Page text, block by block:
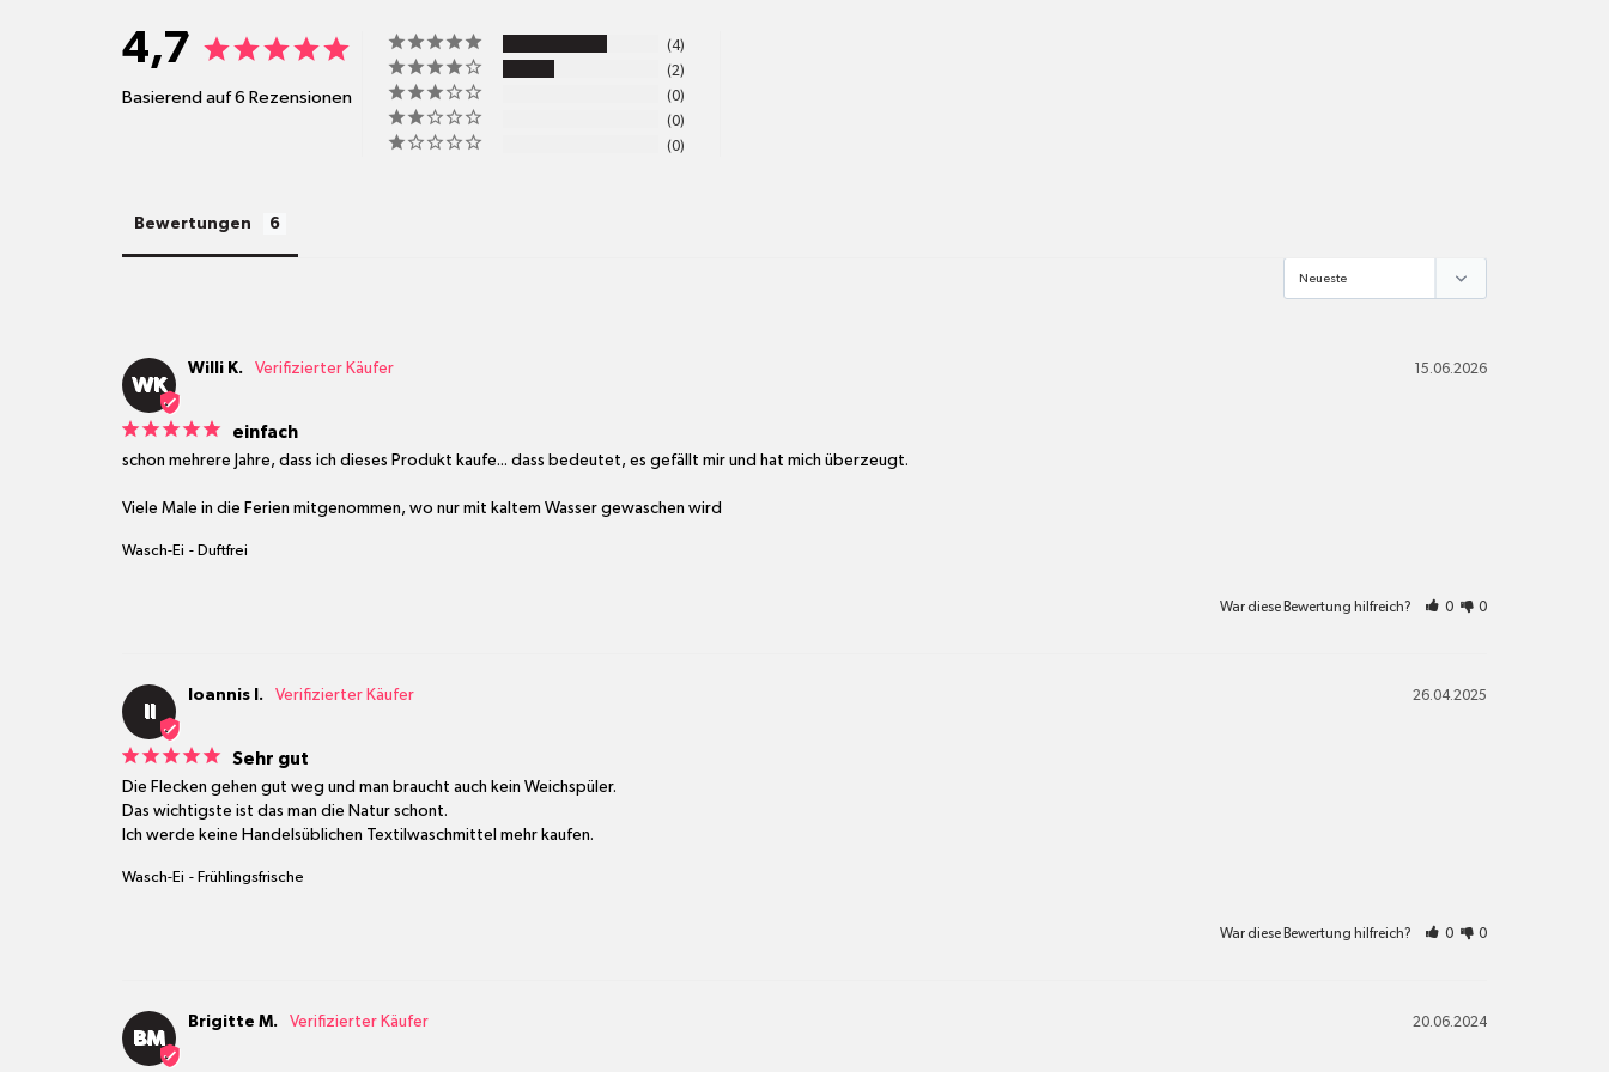
4,7
Basierend auf 6 Rezensionen
4
2
0
0
0
Bewertungen
WK
15.06.2026
Willi K.
einfach
schon mehrere Jahre, dass ich dieses Produkt kaufe... dass bedeutet, es gefällt mir und hat mich überzeugt.
Viele Male in die Ferien mitgenommen, wo nur mit kaltem Wasser gewaschen wird
Wasch-Ei Duftfrei
War diese Bewertung hilfreich? 0 0
26.04.2025
Ioannis I.
Sehr gut
Die Flecken gehen gut weg und man braucht auch kein Weichspüler.
Das wichtigste ist das man die Natur schont.
Ich werde keine Handelsüblichen Textilwaschmittel mehr kaufen.
Wasch-Ei Frühlingsfrische
War diese Bewertung hilfreich? 0 0
BM
20.06.2024
Brigitte M.